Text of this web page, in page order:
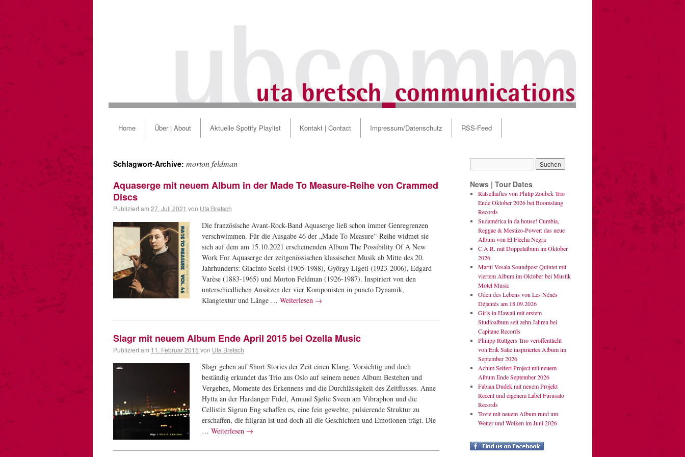
Home Über | About Aktuelle Spotify Playlist Kontakt | Contact Impressum/Datenschutz RSS-Feed
Schlagwort-Archive: morton feldman
Aquaserge mit neuem Album in der Made To Measure-Reihe von Crammed
Discs
Publiziert am 27. Juli 2021 von Uta Bretsch
Die französische Avant-Rock-Band Aquaserge ließ schon immer Genregrenzen
verschwimmen. Für die Ausgabe 46 der „Made To Measure“-Reihe widmet sie
sich auf dem am 15.10.2021 erscheinenden Album The Possibility Of A New
Work For Aquaserge der zeitgenössischen klassischen Musik ab Mitte des 20.
Jahrhunderts: Giacinto Scelsi (1905-1988), György Ligeti (1923-2006), Edgard
Varèse (1883-1965) und Morton Feldman (1926-1987). Inspiriert von den
unterschiedlichen Ansätzen der vier Komponisten in puncto Dynamik,
Klangtextur und Länge … Weiterlesen →
Slagr mit neuem Album Ende April 2015 bei Ozella Music
Publiziert am 11. Februar 2015 von Uta Bretsch
Slagr geben auf Short Stories der Zeit einen Klang. Vorsichtig und doch
beständig erkundet das Trio aus Oslo auf seinem neuen Album Bestehen und
Vergehen, Momente des Erkennens und die Durchlässigkeit des Zeitflusses. Anne
Hytta an der Hardanger Fidel, Amund Sjølie Sveen am Vibraphon und die
Cellistin Sigrun Eng schaffen es, eine fein gewebte, pulsierende Struktur zu
erschaffen, die filigran ist und doch all die Geschichten und Emotionen trägt. Die
… Weiterlesen →
News | Tour Dates
Rätselhaftes von Philip Zoubek Trio
Ende Oktober 2026 bei Boomslang
Records
Sudamérica in da house! Cumbia,
Reggae & Mestizo-Power: das neue
Album von El Flecha Negra
C.A.R. mit Doppelalbum im Oktober
2026
Martti Vesala Soundpost Quintet mit
viertem Album im Oktober bei Mustik
Motel Music
Oden des Lebens von Les Nénés
Déjantés am 18.09.2026
Girls in Hawaii mit erstem
Studioalbum seit zehn Jahren bei
Capitane Records
Philipp Rüttgers Trio veröffentlicht
von Erik Satie inspiriertes Album im
September 2026
Achim Seifert Project mit neuem
Album Ende September 2026
Fabian Dudek mit neuem Projekt
Recent und eigenem Label Furusato
Records
Tovte mit neuem Album rund um
Wetter und Wolken im Juni 2026